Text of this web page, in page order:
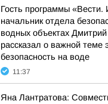
Гость программы «Вести.
начальник отдела
водных объектах
рассказал о важной теме
безопасность на воде
11:37
Яна Лантратова: